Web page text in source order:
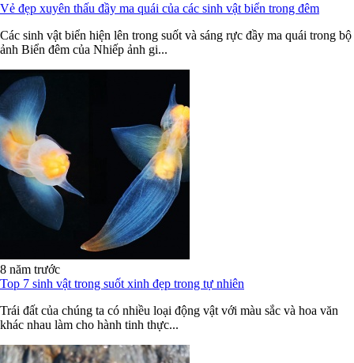
Vẻ đẹp xuyên thấu đầy ma quái của các sinh vật biển trong đêm
Các sinh vật biển hiện lên trong suốt và sáng rực đầy ma quái trong bộ
ảnh Biển đêm của Nhiếp ảnh gi...
8 năm trước
Top 7 sinh vật trong suốt xinh đẹp trong tự nhiên
Trái đất của chúng ta có nhiều loại động vật với màu sắc và hoa văn
khác nhau làm cho hành tinh thực...